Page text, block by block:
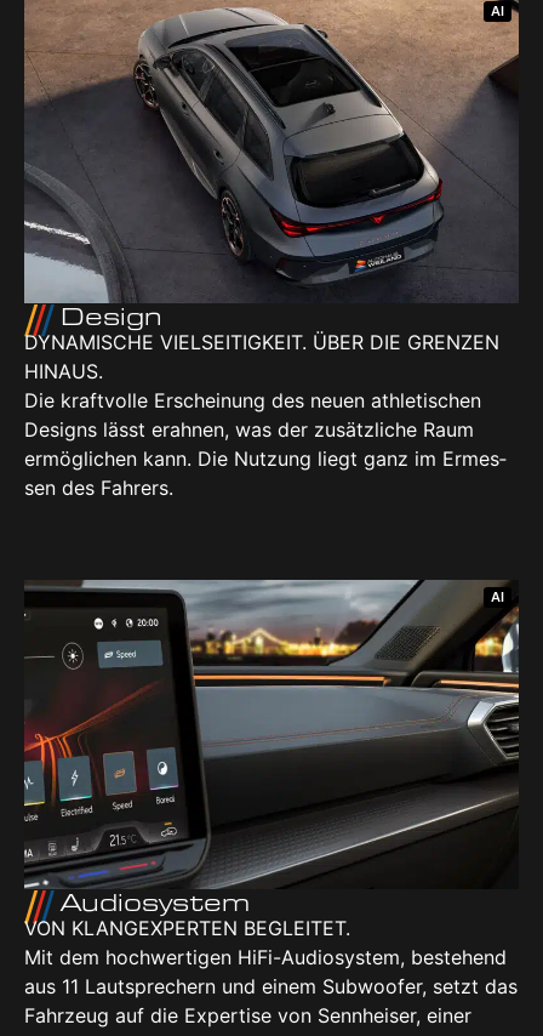
AI
Design
DYNA­MI­SCHE VIEL­SEI­TIG­KEIT. ÜBER DIE GREN­ZEN
HIN­AUS.
Die kraft­vol­le Erschei­nung des neu­en ath­le­ti­schen
Designs lässt erah­nen, was der zusätz­li­che Raum
ermög­li­chen kann. Die Nut­zung liegt ganz im Ermes­
sen des Fah­rers.
AI
Audio­sys­tem
VON KLANG­EX­PER­TEN BEGLEI­TET.
Mit dem hoch­wer­ti­gen HiFi-Audio­sys­tem, bestehend
aus 11 Laut­spre­chern und einem Sub­woo­fer, setzt das
Fahr­zeug auf die Exper­ti­se von Senn­hei­ser, einer